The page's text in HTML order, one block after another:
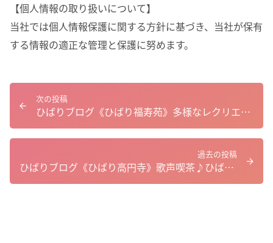
【個人情報の取り扱いについて】
当社では個人情報保護に関する方針に基づき、当社が保有
する情報の適正な管理と保護に努めます。
過去の投稿
ひばりブログ《ひばり高円寺》歌声喫茶♪ひばり高円寺
次の投稿
ひばりブログ《ひばり福寿苑》多様なレクリエーションを楽しむ